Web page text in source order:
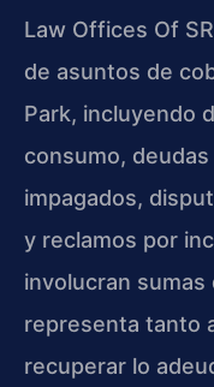
Law Offices Of
de asuntos de
Park, incluyendo
consumo,
impagados,
y reclamos por
involucran
representa tanto
recuperar lo